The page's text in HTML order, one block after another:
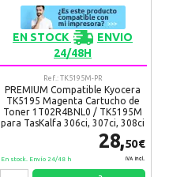
EN STOCK
ENVIO
24/48H
Ref.: TK5195M-PR
PREMIUM Compatible Kyocera
TK5195 Magenta Cartucho de
Toner 1T02R4BNL0 / TK5195M
para TasKalfa 306ci, 307ci, 308ci
28,50€
IVA Incl.
En stock. Envío 24/48 h